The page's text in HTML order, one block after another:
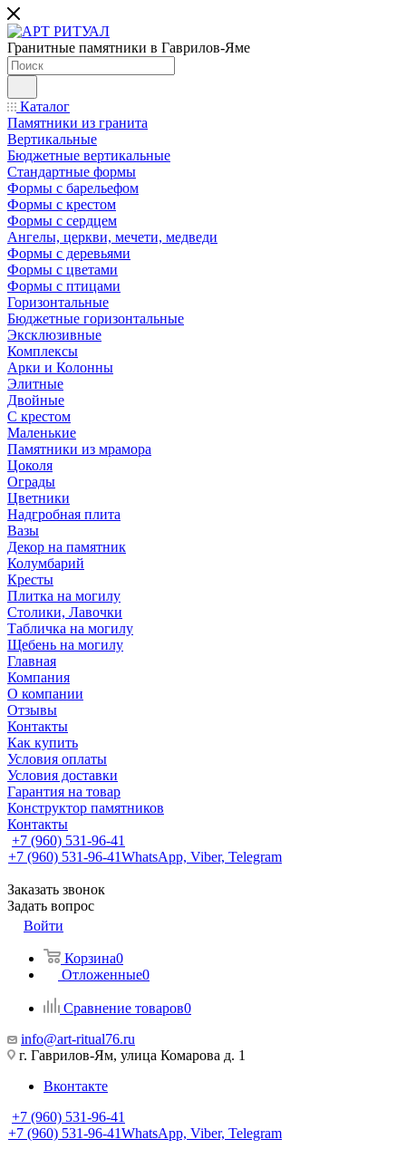
Гранитные памятники в Гаврилов-Яме
Каталог
Памятники из гранита
Вертикальные
Бюджетные вертикальные
Стандартные формы
Формы с барельефом
Формы с крестом
Формы с сердцем
Ангелы, церкви, мечети, медведи
Формы с деревьями
Формы с цветами
Формы с птицами
Горизонтальные
Бюджетные горизонтальные
Эксклюзивные
Комплексы
Арки и Колонны
Элитные
Двойные
С крестом
Маленькие
Памятники из мрамора
Цоколя
Ограды
Цветники
Надгробная плита
Вазы
Декор на памятник
Колумбарий
Кресты
Плитка на могилу
Столики, Лавочки
Табличка на могилу
Щебень на могилу
Главная
Компания
О компании
Отзывы
Контакты
Как купить
Условия оплаты
Условия доставки
Гарантия на товар
Конструктор памятников
Контакты
+7 (960) 531-96-41
+7 (960) 531-96-41WhatsApp, Viber, Telegram
Заказать звонок
Задать вопрос
Войти
Корзина0
Отложенные0
Сравнение товаров0
info@art-ritual76.ru
г. Гаврилов-Ям, улица Комарова д. 1
Вконтакте
+7 (960) 531-96-41
+7 (960) 531-96-41WhatsApp, Viber, Telegram